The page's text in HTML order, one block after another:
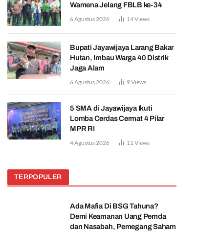
Wamena Jelang FBLB ke-34
6 Agustus 2026 14Views
Bupati Jayawijaya Larang Bakar
Hutan, Imbau Warga 40 Distrik
Jaga Alam
6 Agustus 2026 9Views
5 SMA di Jayawijaya Ikuti
Lomba Cerdas Cermat 4 Pilar
MPR RI
4 Agustus 2026 11 Views
TERPOPULER
Ada Mafia Di BSG Tahuna?
Demi Keamanan Uang Pemda
dan Nasabah, Pemegang Saham